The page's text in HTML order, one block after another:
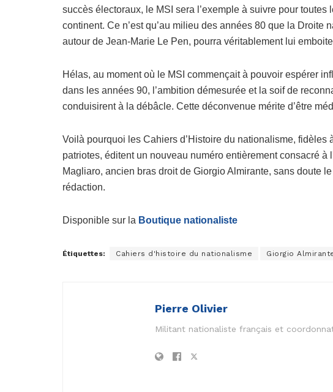
succès électoraux, le MSI sera l’exemple à suivre pour
continent. Ce n’est qu’au milieu des années 80 que la Droite
autour de Jean-Marie Le Pen, pourra véritablement lui
Hélas, au moment où le MSI commençait à pouvoir espérer
dans les années 90, l’ambition démesurée et la soif de
conduisirent à la débâcle. Cette déconvenue mérite d’être
Voilà pourquoi les Cahiers d’Histoire du nationalisme, fidèles
patriotes, éditent un nouveau numéro entièrement consacré à
Magliaro, ancien bras droit de Giorgio Almirante, sans doute
rédaction.
Disponible sur la Boutique nationaliste
Étiquettes: Cahiers d'histoire du nationalisme Giorgio
Pierre Olivier
Militant nationaliste français et